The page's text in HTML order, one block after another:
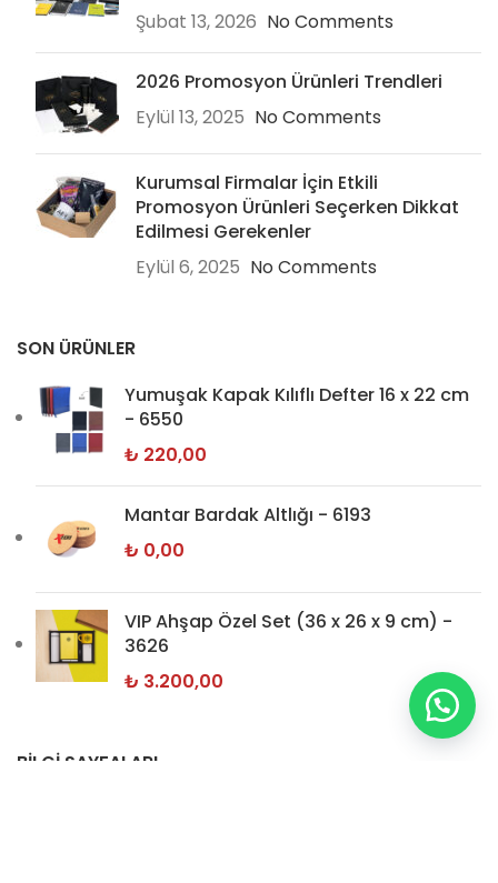
Şubat 13, 2026 No Comments
2026 Promosyon Ürünleri Trendleri
Eylül 13, 2025 No Comments
Kurumsal Firmalar İçin Etkili
Promosyon Ürünleri Seçerken Dikkat
Edilmesi Gerekenler
Eylül 6, 2025 No Comments
SON ÜRÜNLER
Yumuşak Kapak Kılıflı Defter 16 x 22 cm
- 6550
₺ 220,00
Mantar Bardak Altlığı - 6193
₺ 0,00
VIP Ahşap Özel Set (36 x 26 x 9 cm) -
3626
₺ 3.200,00
BİLGİ SAYFALARI